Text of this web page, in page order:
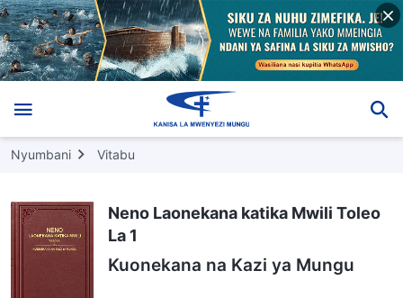
Nyumbani Vitabu
Neno Laonekana katika Mwili Toleo
La 1
Kuonekana na Kazi ya Mungu